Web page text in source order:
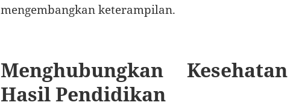
mengembangkan keterampilan.
Menghubungkan Kesehatan
Hasil Pendidikan